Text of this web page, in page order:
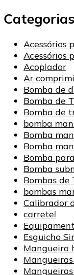
Categorias
Acessórios
Acessórios
Acoplador
Ar
Bomba de
Bomba de
Bomba de
bomba
Bomba
Bomba
Bomba
Bomba
Bombas de
bombas
Calibrador
carretel
Esguicho
Mangueira